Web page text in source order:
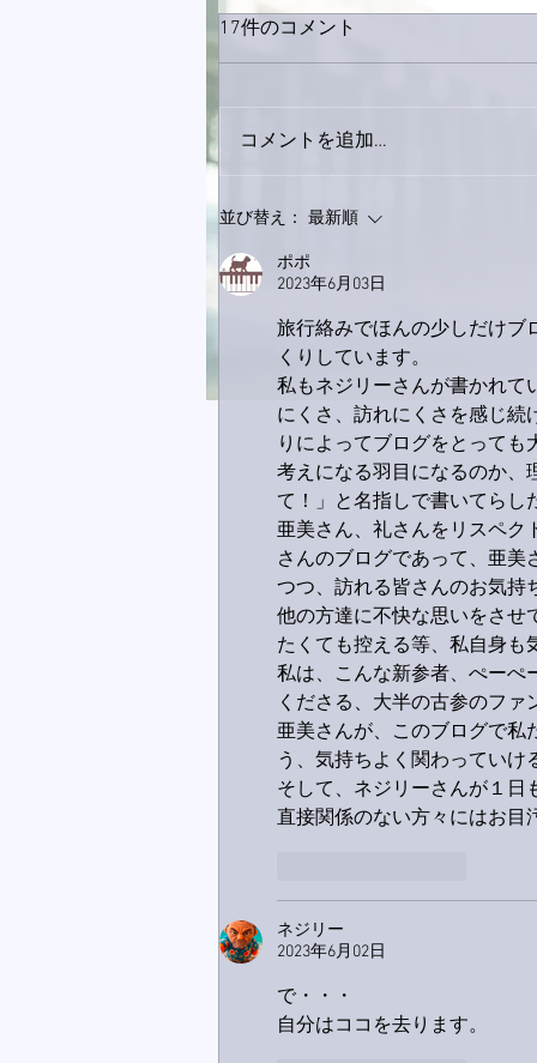
17件のコメント
コメントを追加…
並び替え： 最新順
ポポ
2023年6月03日
旅行絡みでほんの少しだけブ
くりしています。
私もネジリーさんが書かれて
にくさ、訪れにくさを感じ続
りによってブログをとって
考えになる羽目になるのか、
て！」と名指しで書いてらし
亜美さん、礼さんをリスペク
さんのブログであって、亜
つつ、訪れる皆さんのお気持
他の方達に不快な思いをさせ
たくても控える等、私自身も
私は、こんな新参者、ぺーぺ
くださる、大半の古参のフ
亜美さんが、このブログで私
う、気持ちよく関わってい
そして、ネジリーさんが１日
直接関係のない方々にはお目
ネジリー
2023年6月02日
で・・・
自分はココを去ります。